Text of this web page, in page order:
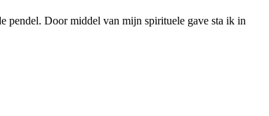
pendel. Door middel van mijn spirituele gave sta ik in